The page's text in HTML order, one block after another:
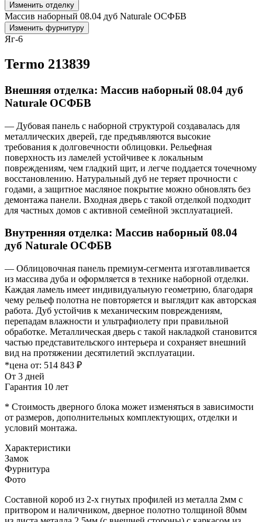
Изменить отделку
Массив наборный 08.04 дуб Naturale ОСФБВ
Изменить фурнитуру
Яг-6
Termo 213839
Внешняя отделка: Массив наборный 08.04 дуб
Naturale ОСФБВ
— Дубовая панель с наборной структурой создавалась для
металлических дверей, где предъявляются высокие
требования к долговечности облицовки. Рельефная
поверхность из ламелей устойчивее к локальным
повреждениям, чем гладкий щит, и легче поддается точечному
восстановлению. Натуральный дуб не теряет прочности с
годами, а защитное масляное покрытие можно обновлять без
демонтажа панели. Входная дверь с такой отделкой подходит
для частных домов с активной семейной эксплуатацией.
Внутренняя отделка: Массив наборный 08.04
дуб Naturale ОСФБВ
— Облицовочная панель премиум-сегмента изготавливается
из массива дуба и оформляется в технике наборной отделки.
Каждая ламель имеет индивидуальную геометрию, благодаря
чему рельеф полотна не повторяется и выглядит как авторская
работа. Дуб устойчив к механическим повреждениям,
перепадам влажности и ультрафиолету при правильной
обработке. Металлическая дверь с такой накладкой становится
частью представительского интерьера и сохраняет внешний
вид на протяжении десятилетий эксплуатации.
*цена от: 514 843 ₽
От 3 дней
Гарантия 10 лет
* Стоимость дверного блока может изменяться в зависимости
от размеров, дополнительных комплектующих, отделки и
условий монтажа.
Характеристики
Замок
Фурнитура
Фото
Составной короб из 2-х гнутых профилей из металла 2мм с
притвором и наличником, дверное полотно толщиной 80мм